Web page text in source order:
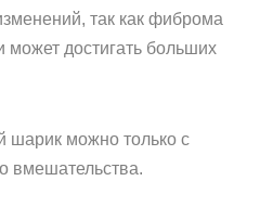
так как фиброма
может достигать больших
шарик можно только с
вмешательства.